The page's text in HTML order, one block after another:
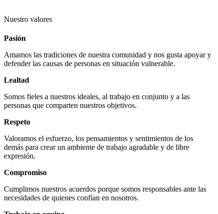
Nuestro valores
Pasión
Amamos las tradiciones de nuestra comunidad y nos gusta apoyar y
defender las causas de personas en situación vulnerable.
Lealtad
Somos fieles a nuestros ideales, al trabajo en conjunto y a las
personas que comparten nuestros objetivos.
Respeto
Valoramos el esfuerzo, los pensamientos y sentimientos de los
demás para crear un ambiente de trabajo agradable y de libre
expresión.
Compromiso
Cumplimos nuestros acuerdos porque somos responsables ante las
necesidades de quienes confían en nosotros.